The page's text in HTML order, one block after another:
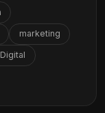
marketing